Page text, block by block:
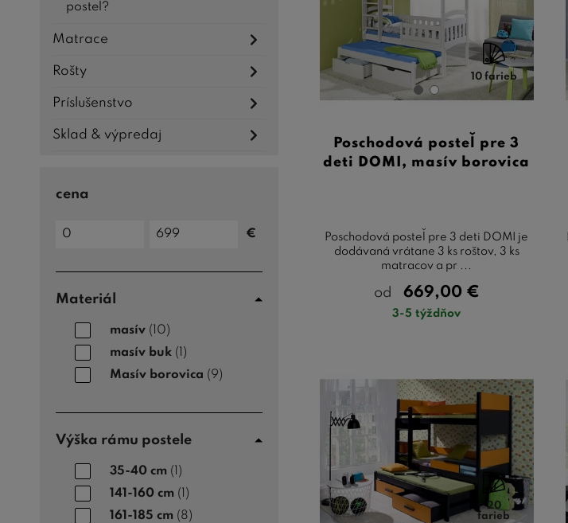
posteľ?
Matrace
Rošty
Príslušenstvo
Sklad & výpredaj
cena
Cena
Cena
do
€
Materiál
masív (10)
masív buk (1)
Masív borovica (9)
Výška rámu postele
35-40 cm (1)
141-160 cm (1)
161-185 cm (8)
10 farieb
Poschodová posteľ pre 3
deti DOMI, masív borovica
Poschodová posteľ pre 3 deti DOMI je
dodávaná vrátane 3 ks roštov, 3 ks
matracov a pr ...
od 669,00 €
3-5 týždňov
20
farieb